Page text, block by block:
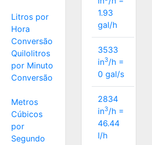
Litros por
Hora
Conversão
Quilolitros
por Minuto
Conversão
Metros
Cúbicos
por
Segundo
1.93
gal/h
3533
in3/h =
0 gal/s
2834
in3/h =
46.44
l/h